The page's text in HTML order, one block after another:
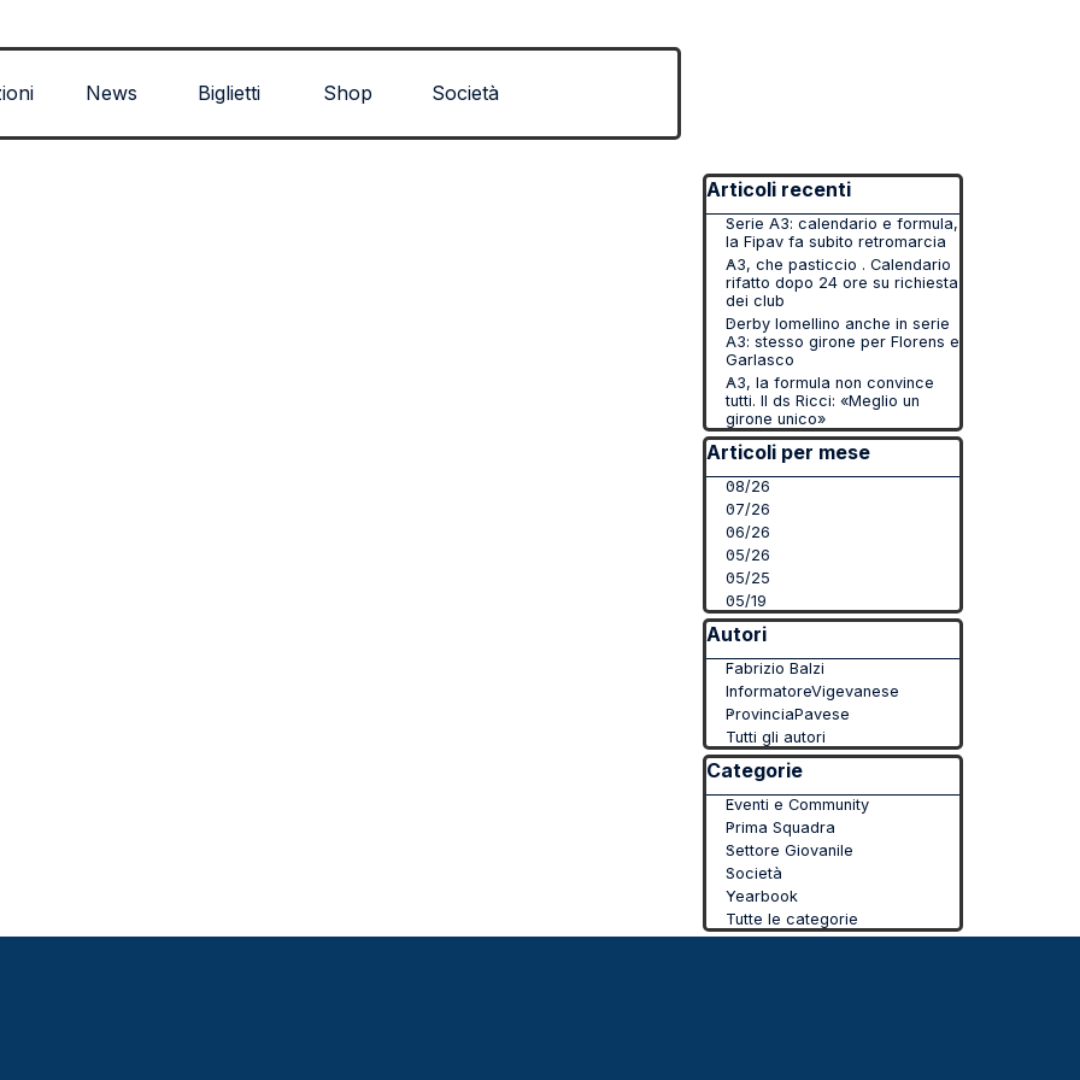
News Biglietti Shop Società
Salta blocco Articoli recenti
Articoli recenti
Serie A3: calendario e formula,
la Fipav fa subito retromarcia
A3, che pasticcio . Calendario
rifatto dopo 24 ore su richiesta
dei club
Derby lomellino anche in serie
A3: stesso girone per Florens e
Garlasco
A3, la formula non convince
tutti. Il ds Ricci: «Meglio un
girone unico»
Salta blocco Articoli per mese
Articoli per mese
08/26
07/26
06/26
05/26
05/25
05/19
Salta blocco Autori
Autori
Fabrizio Balzi
InformatoreVigevanese
ProvinciaPavese
Tutti gli autori
Salta blocco Categorie
Categorie
Eventi e Community
Prima Squadra
Settore Giovanile
Società
Yearbook
Tutte le categorie